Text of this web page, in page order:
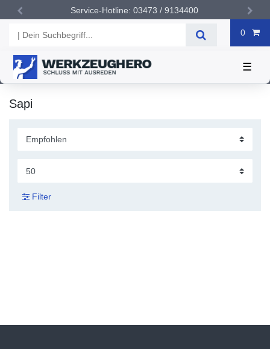
Service-Hotline: 03473 / 9134400
0
☰
Sapi
Filter